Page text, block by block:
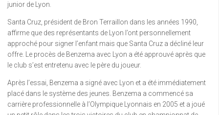
junior de Lyon.
Santa Cruz, président de Bron Terraillon dans les années 1990,
affirme que des représentants de Lyon l’ont personnellement
approché pour signer l’enfant mais que Santa Cruz a décliné leur
offre. Le procès de Benzema avec Lyon a été approuvé après que
le club s’est entretenu avec le père du joueur.
Après l’essai, Benzema a signé avec Lyon et a été immédiatement
placé dans le système des jeunes. Benzema a commencé sa
carrière professionnelle à l’Olympique Lyonnais en 2005 et a joué